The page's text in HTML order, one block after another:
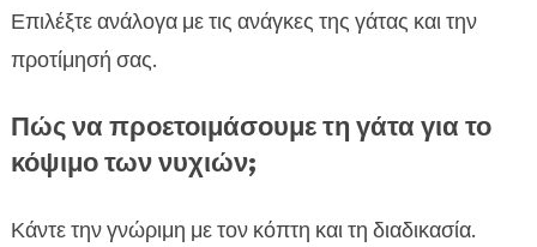
Επιλέξτε ανάλογα με τις ανάγκες της γάτας και την
προτίμησή σας.
Πώς να προετοιμάσουμε τη γάτα για το
κόψιμο των νυχιών;
Κάντε την γνώριμη με τον κόπτη και τη διαδικασία.